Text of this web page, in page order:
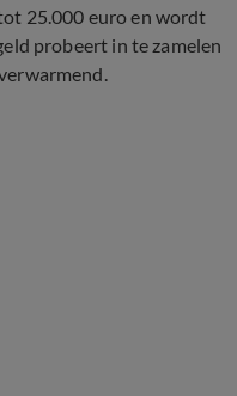
25.000 euro en wordt
probeert in te zamelen